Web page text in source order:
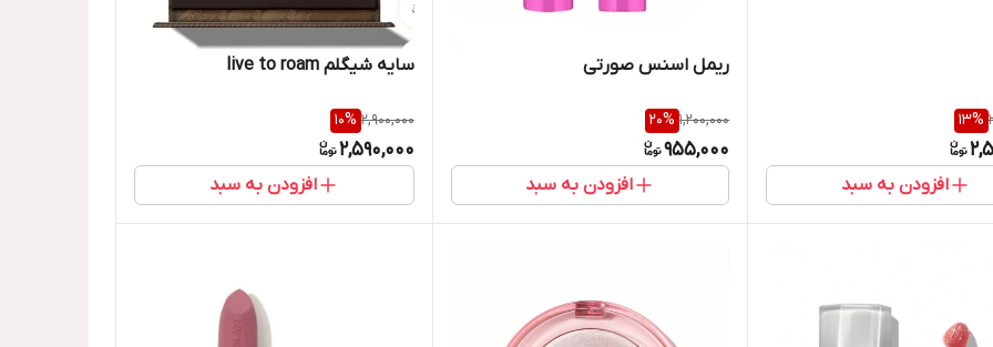
13%
افزودن به سبد
ریمل اسنس صورتی
1,200,000
20%
955,000
افزودن به سبد
سایه شیگلم live to roam
2,900,000
10%
2,590,000
افزودن به سبد